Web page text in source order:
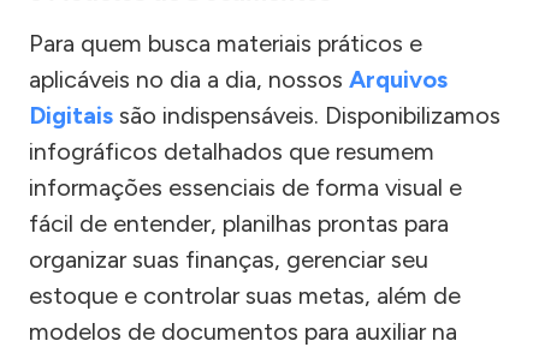
Para quem busca materiais práticos e
aplicáveis no dia a dia, nossos Arquivos
Digitais são indispensáveis. Disponibilizamos
infográficos detalhados que resumem
informações essenciais de forma visual e
fácil de entender, planilhas prontas para
organizar suas finanças, gerenciar seu
estoque e controlar suas metas, além de
modelos de documentos para auxiliar na